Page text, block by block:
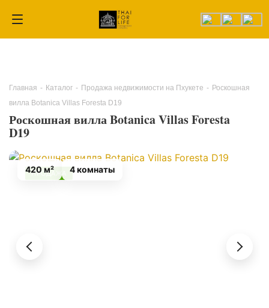
Главная - Каталог - Продажа недвижимости на Пхукете - Роскошная
вилла Botanica Villas Foresta D19
Роскошная вилла Botanica Villas Foresta
D19
ПРОДАЖА
420 м² 4 комнаты